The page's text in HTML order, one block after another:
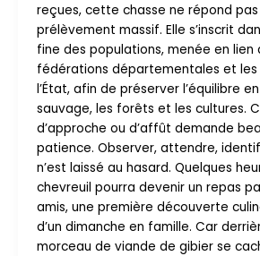
reçues, cette chasse ne répond
prélèvement massif. Elle s’inscrit
fine des populations, menée en lien
fédérations départementales et les
l’État, afin de préserver l’équilibre
sauvage, les forêts et les cultures.
d’approche ou d’affût demande
patience. Observer, attendre,
n’est laissé au hasard. Quelques
chevreuil pourra devenir un repas
amis, une première découverte
d’un dimanche en famille. Car
morceau de viande de gibier se